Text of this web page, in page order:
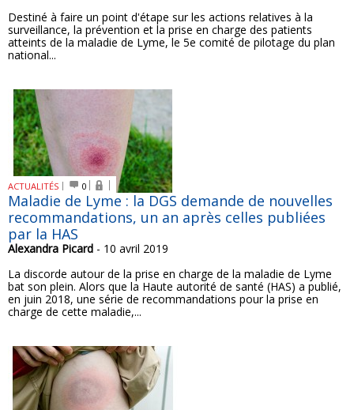
Destiné à faire un point d'étape sur les actions relatives à la
surveillance, la prévention et la prise en charge des patients
atteints de la maladie de Lyme, le 5e comité de pilotage du plan
national...
ACTUALITÉS 0
Maladie de Lyme : la DGS demande de nouvelles
recommandations, un an après celles publiées
par la HAS
Alexandra Picard - 10 avril 2019
La discorde autour de la prise en charge de la maladie de Lyme
bat son plein. Alors que la Haute autorité de santé (HAS) a publié,
en juin 2018, une série de recommandations pour la prise en
charge de cette maladie,...